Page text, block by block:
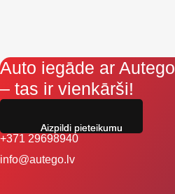
Auto iegāde ar Autego
– tas ir vienkārši!
+371 29698940
info@autego.lv